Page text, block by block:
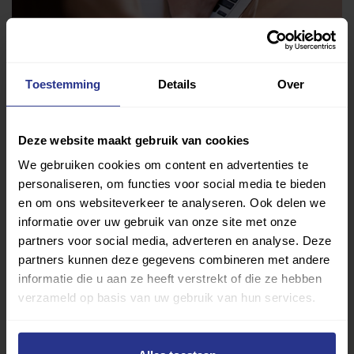
Toestemming Details Over
Deze website maakt gebruik van cookies
We gebruiken cookies om content en advertenties te
personaliseren, om functies voor social media te bieden
en om ons websiteverkeer te analyseren. Ook delen we
informatie over uw gebruik van onze site met onze
partners voor social media, adverteren en analyse. Deze
partners kunnen deze gegevens combineren met andere
informatie die u aan ze heeft verstrekt of die ze hebben
verzameld op basis van uw gebruik van hun services.
Vind jouw sport
vind je gemakkelijk jouw favoriete sport of activiteit.
Met meer dan 4250 sportclubs is er altijd een sport
die bij je past.
Sport zoeken